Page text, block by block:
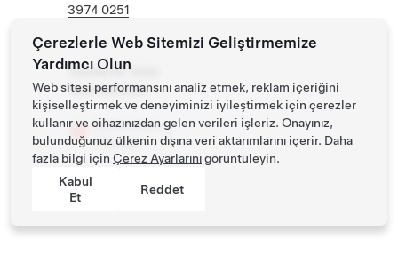
3974 0251
Tesiste Ek Tesla
Operasyonları
Destination
Charger
Çerezlerle Web Sitemizi Geliştirmemize
Yardımcı Olun
Web sitesi performansını analiz etmek, reklam içeriğini
kişiselleştirmek ve deneyiminizi iyileştirmek için çerezler
kullanır ve cihazınızdan gelen verileri işleriz. Onayınız,
bulunduğunuz ülkenin dışına veri aktarımlarını içerir. Daha
fazla bilgi için Çerez Ayarlarınıgörüntüleyin.
Kabul
Et
Reddet